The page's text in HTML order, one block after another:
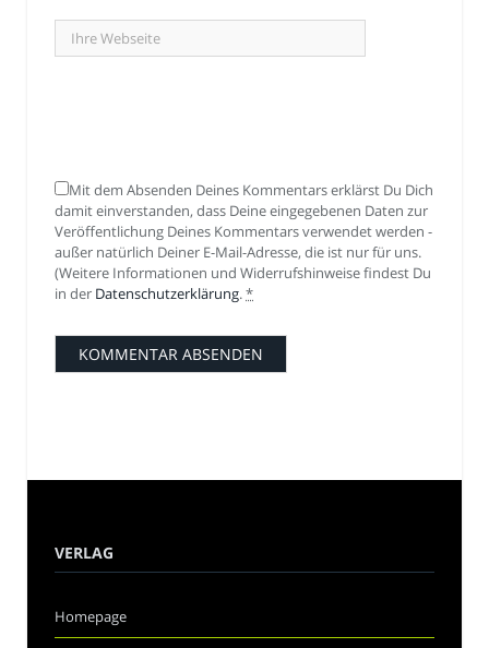
Mit dem Absenden Deines Kommentars erklärst Du Dich
damit einverstanden, dass Deine eingegebenen Daten zur
Veröffentlichung Deines Kommentars verwendet werden -
außer natürlich Deiner E-Mail-Adresse, die ist nur für uns.
(Weitere Informationen und Widerrufshinweise findest Du
in der Datenschutzerklärung.*
VERLAG
Homepage